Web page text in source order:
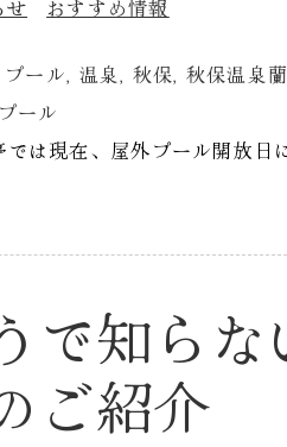
せ おすすめ情報
ール, 温泉, 秋保, 秋保温泉
プール
は現在、屋外プール開放
で知ら
ご紹介